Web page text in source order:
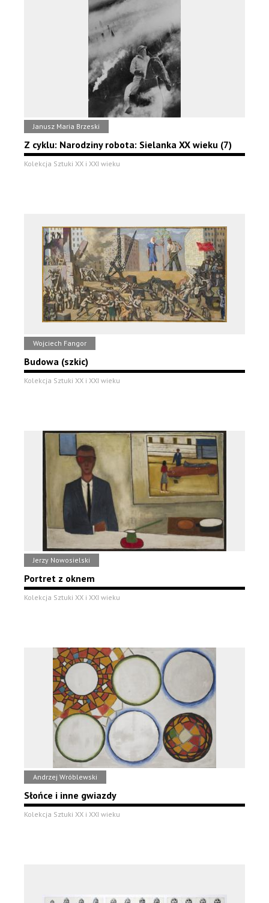
Janusz Maria Brzeski
Z cyklu: Narodziny robota: Sielanka XX wieku (7)
Kolekcja Sztuki XX i XXI wieku
Wojciech Fangor
Budowa (szkic)
Kolekcja Sztuki XX i XXI wieku
Jerzy Nowosielski
Portret z oknem
Kolekcja Sztuki XX i XXI wieku
Andrzej Wróblewski
Słońce i inne gwiazdy
Kolekcja Sztuki XX i XXI wieku